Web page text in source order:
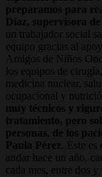
preparamos para
Díaz, supervisora
un trabajador social
equipo gracias al
Amigos de Niños
los equipos de
medicina nuclear,
ocupacional y
muy técnicos y
tratamiento, pero
personas, de los
Paula Pérez . Este
andar hace un año,
cada mes, entre dos y